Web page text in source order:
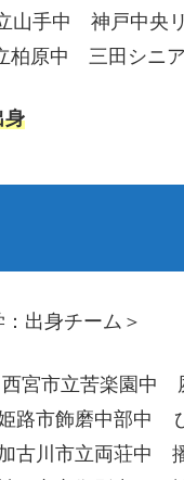
手中 神戸中央リ
原中 三田シニア
身
出身チーム＞
市立苦楽園中
磨中部中 ひと
立両荘中 播